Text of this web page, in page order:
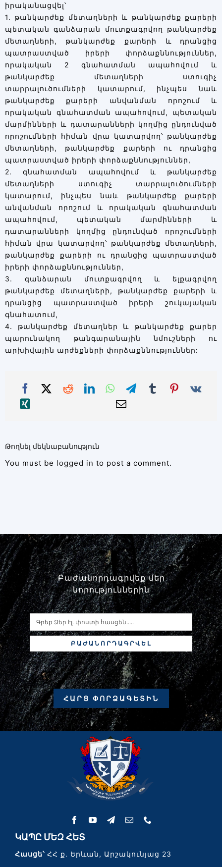
իրականացվել՝
1. թանկարժեք մետաղների և թանկարժեք քարերի
պետական գանձարան մուտքագրվող թանկարժեք
մետաղների, թանկարժեք քարերի և դրանցից
պատրաստված իրերի փորձաքննություններ,
որակական 2 գնահատման ապահովում և
թանկարժեք մետաղների ստուգիչ
տարրալուծումների կատարում, ինչպես նաև
թանկարժեք քարերի անվանման որոշում և
որակական գնահատման ապահովում, պետական
մարմինների և դատարանների կողմից ընդունված
որոշումների հիման վրա կատարվող՝ թանկարժեք
մետաղների, թանկարժեք քարերի ու դրանցից
պատրաստված իրերի փորձաքննություններ,
2. գնահատման ապահովում և թանկարժեք
մետաղների ստուգիչ տարրալուծումների
կատարում, ինչպես նաև թանկարժեք քարերի
անվանման որոշում և որակական գնահատման
ապահովում, պետական մարմինների և
դատարանների կողմից ընդունված որոշումների
հիման վրա կատարվող՝ թանկարժեք մետաղների,
թանկարժեք քարերի ու դրանցից պատրաստված
իրերի փորձաքննություններ,
3. գանձարան մուտքագրվող և ելքագրվող
թանկարժեք մետաղների, թանկարժեք քարերի և
դրանցից պատրաստված իրերի շուկայական
գնահատում,
4. թանկարժեք մետաղներ և թանկարժեք քարեր
պարունակող թանգարանային նմուշների ու
արխիվային արժեքների փորձաքննություններ:
Թողնել մեկնաբանություն
You must be logged in to post a comment.
Բաժանորդագրվեք մեր
նորություններին
ԲԱԺԱՆՈՐԴԱԳՐՎԵԼ
ՀԱՐՑ ՓՈՐՁԱԳԵՏԻՆ
ԿԱՊԸ ՄԵԶ ՀԵՏ
Հասցե՝ՀՀ ք. Երևան, Արշակունյաց 23